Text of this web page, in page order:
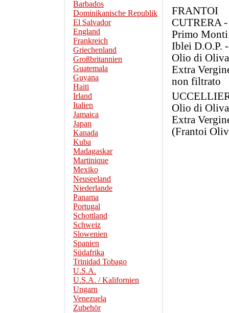
Barbados
Dominikanische Republik
El Salvador
England
Frankreich
Griechenland
Großbritannien
Guatemala
Guyana
Haiti
Irland
Italien
Jamaica
Japan
Kanada
Kuba
Madagaskar
Martinique
Mexiko
Neuseeland
Niederlande
Panama
Portugal
Schottland
Schweiz
Slowenien
Spanien
Südafrika
Trinidad Tobago
U.S.A.
U.S.A. / Kalifornien
Ungarn
Venezuela
Zubehör
FRANTOI
CUTRERA -
Primo Monti
Iblei D.O.P. -
Olio di Oliva
Extra
non filtrato
Olio di Oliva
Extra
(Frantoi